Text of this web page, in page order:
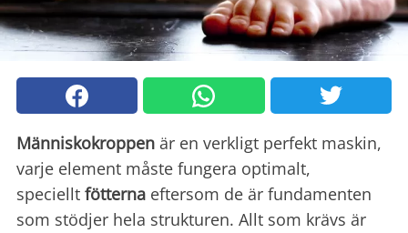
Människokroppen är en verkligt perfekt maskin,
varje element måste fungera optimalt,
speciellt fötterna eftersom de är fundamenten
som stödjer hela strukturen. Allt som krävs är